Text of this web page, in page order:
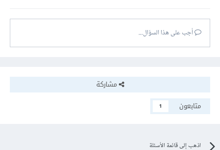
أجب على هذا السؤال...
مشاركة
متابعون
1
اذهب إلى قائمة الأسئلة